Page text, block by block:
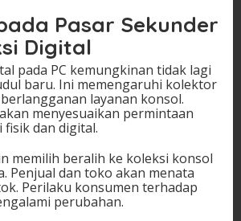
Pasar Sekunder
Digital
pada PC kemungkinan tidak lagi
baru. Ini memengaruhi kolektor
layanan konsol.
menyesuaikan permintaan
dan digital.
memilih beralih ke koleksi konsol
Penjual dan toko akan menata
Perilaku konsumen terhadap
perubahan.